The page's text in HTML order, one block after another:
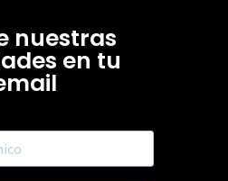
nuestras
en tu